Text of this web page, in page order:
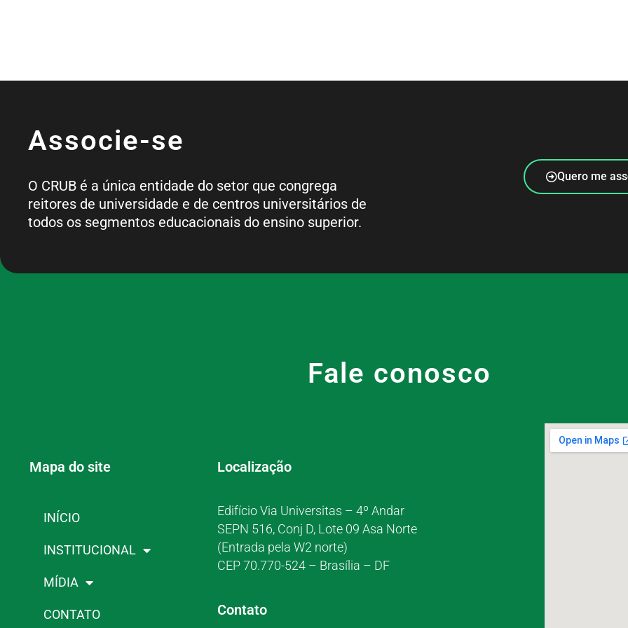
Associe-se
O CRUB é a única entidade do setor que congrega
reitores de universidade e de centros universitários de
todos os segmentos educacionais do ensino superior.
Quero me
Fale conosco
Mapa do site
INÍCIO
INSTITUCIONAL
MÍDIA
CONTATO
Localização
Edifício Via Universitas – 4º Andar
SEPN 516, Conj D, Lote 09 Asa Norte
(Entrada pela W2 norte)
CEP 70.770-524 – Brasília – DF
Contato